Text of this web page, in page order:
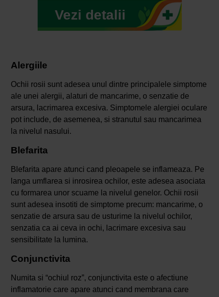
Vezi detalii
Alergiile
Ochii rosii sunt adesea unul dintre principalele simptome
ale unei alergii, alaturi de mancarime, o senzatie de
arsura, lacrimarea excesiva. Simptomele alergiei oculare
pot include, de asemenea, si stranutul sau mancarimea
la nivelul nasului.
Blefarita
Blefarita apare atunci cand pleoapele se inflameaza. Pe
langa umflarea si inrosirea ochilor, este adesea asociata
cu formarea unor scuame la nivelul genelor. Ochii rosii
sunt adesea insotiti de simptome precum: mancarime, o
senzatie de arsura sau de usturime la nivelul ochilor,
senzatia ca ai ceva in ochi, lacrimare excesiva sau
sensibilitate la lumina.
Conjunctivita
Numita si “ochiul roz”, conjunctivita este o afectiune
inflamatorie care apare atunci cand membrana care